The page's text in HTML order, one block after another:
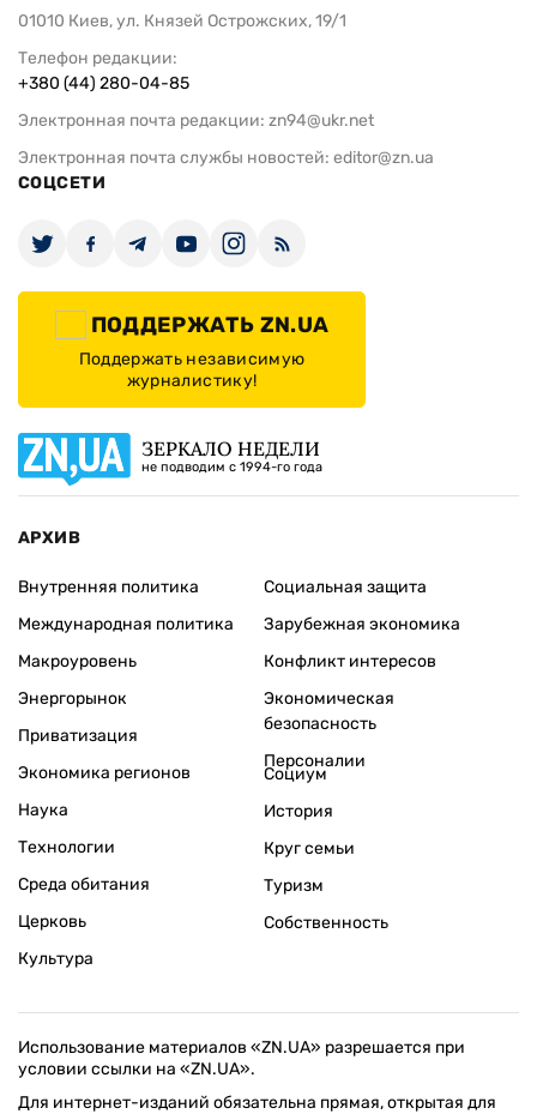
01010 Киев, ул. Князей Острожских, 19/1
Телефон редакции:
+380 (44) 280-04-85
Электронная почта редакции: zn94@ukr.net
Электронная почта службы новостей: editor@zn.ua
СОЦСЕТИ
ПОДДЕРЖАТЬ ZN.UA
Поддержать независимую
журналистику!
ЗЕРКАЛО НЕДЕЛИ
не подводим с 1994-го года
АРХИВ
Внутренняя политика
Международная политика
Макроуровень
Энергорынок
Приватизация
Экономика регионов
Социальная защита
Зарубежная экономика
Конфликт интересов
Экономическая
безопасность
Персоналии
Наука
Технологии
Среда обитания
Церковь
Культура
Социум
История
Круг семьи
Туризм
Собственность
Использование материалов «ZN.UA» разрешается при
условии ссылки на «ZN.UA».
Для интернет-изданий обязательна прямая, открытая для